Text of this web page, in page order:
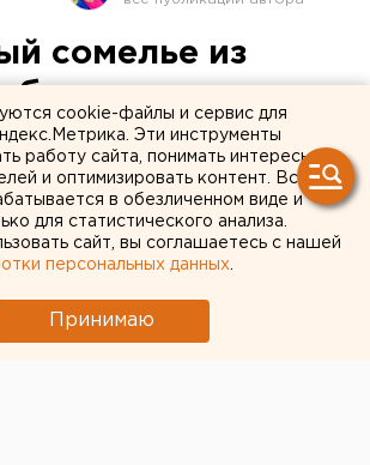
сомелье из
- о цене
вина и
российского
cookie-файлы и сервис для
Эти инструменты
работу сайта, понимать интересы
и оптимизировать контент. Вся
в обезличенном виде и
для статистического анализа.
сайт, вы соглашаетесь с нашей
персональных данных
Принимаю